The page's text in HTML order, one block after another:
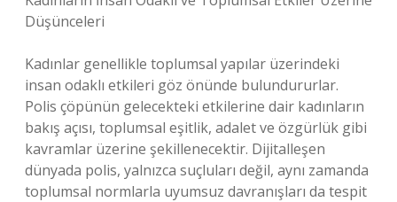
Düşünceleri
Kadınlar genellikle toplumsal yapılar üzerindeki
insan odaklı etkileri göz önünde bulundururlar.
Polis çöpünün gelecekteki etkilerine dair kadınların
bakış açısı, toplumsal eşitlik, adalet ve özgürlük gibi
kavramlar üzerine şekillenecektir. Dijitalleşen
dünyada polis, yalnızca suçluları değil, aynı zamanda
toplumsal normlarla uyumsuz davranışları da tespit